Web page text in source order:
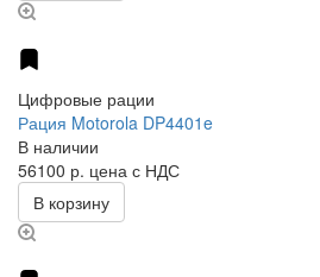
Цифровые рации
Рация Motorola DP4401e
В наличии
56100 р. цена с НДС
В корзину